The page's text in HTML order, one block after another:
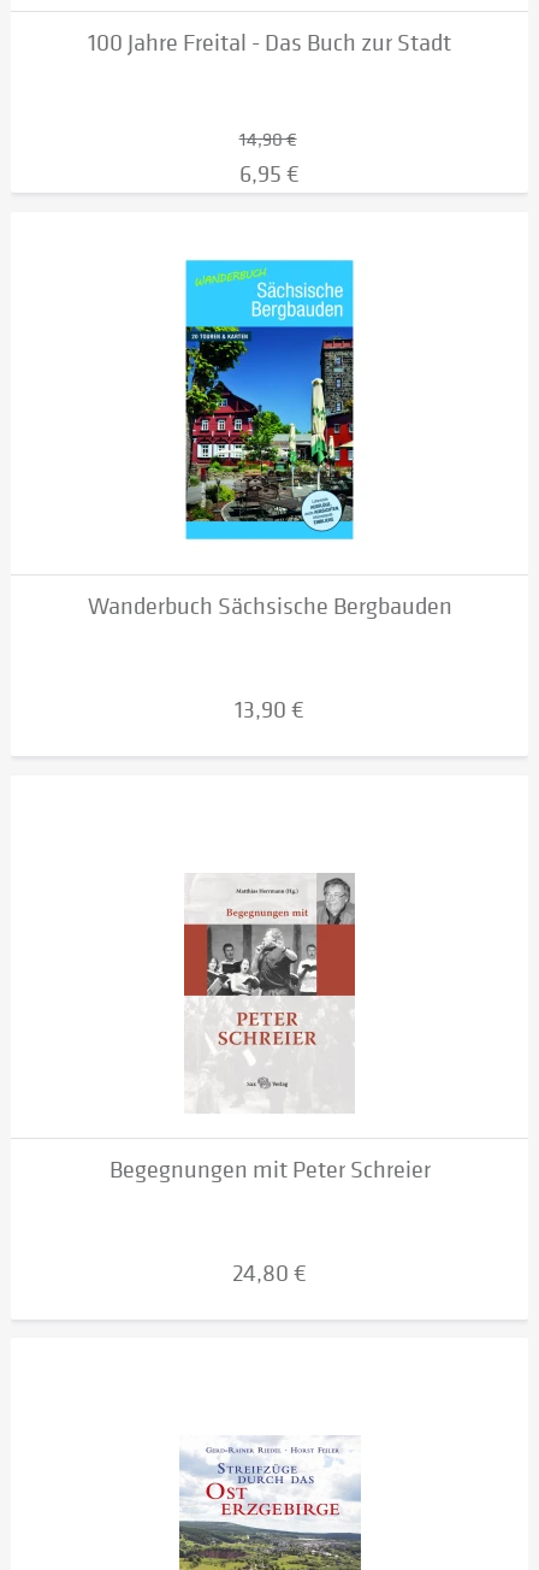
100 Jahre Freital - Das Buch zur Stadt
14,90 €
6,95 €
Wanderbuch Sächsische Bergbauden
13,90 €
Begegnungen mit Peter Schreier
24,80 €